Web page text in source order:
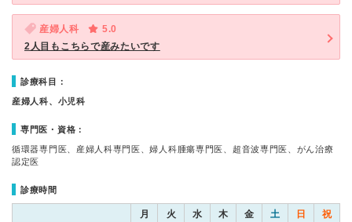
産婦人科
5.0
2人目もこちらで産みたいです
診療科目：
産婦人科、小児科
専門医・資格：
循環器専門医、産婦人科専門医、婦人科腫瘍専門医、超音波専門医、がん治療
認定医
診療時間
月 火 水 木 金 土 日 祝